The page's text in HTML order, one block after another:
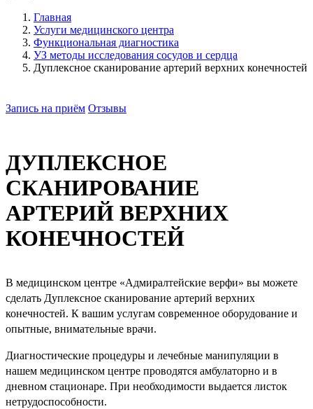
Главная
Услуги медицинского центра
Функциональная диагностика
УЗ методы исследования сосудов и сердца
Дуплексное сканирование артерий верхних конечностей
ДУПЛЕКСНОЕ
СКАНИРОВАНИЕ
АРТЕРИЙ ВЕРХНИХ
КОНЕЧНОСТЕЙ
Запись на приём Отзывы
В медицинском центре «Адмиралтейские верфи» вы можете
сделать Дуплексное сканирование артерий верхних
конечностей. К вашим услугам современное оборудование и
опытные, внимательные врачи.
Диагностические процедуры и лечебные манипуляции в
нашем медицинском центре проводятся амбулаторно и в
дневном стационаре. При необходимости выдается листок
нетрудоспособности.